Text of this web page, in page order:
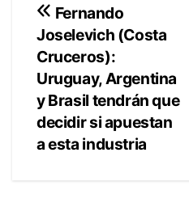
Navegación
de
entradas
Fernando
Joselevich (Costa
Cruceros):
Uruguay, Argentina
y Brasil tendrán que
decidir si apuestan
a esta industria